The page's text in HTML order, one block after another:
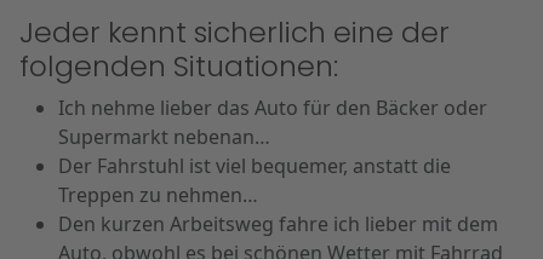
Jeder kennt sicherlich eine der
folgenden Situationen:
Ich nehme lieber das Auto für den Bäcker oder
Supermarkt nebenan…
Der Fahrstuhl ist viel bequemer, anstatt die
Treppen zu nehmen…
Den kurzen Arbeitsweg fahre ich lieber mit dem
Auto, obwohl es bei schönen Wetter mit Fahrrad